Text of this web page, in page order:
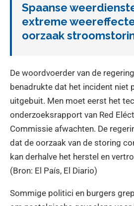
Spaanse
extreme
oorzaak
De woordvoerder van de
benadrukte dat het incident niet
uitgebuit. Men moet eerst het
onderzoeksrapport van Red
Commissie afwachten. De
dat de oorzaak van de storing
kan derhalve het herstel en
(Bron: El País, El Diario)
Sommige politici en burgers